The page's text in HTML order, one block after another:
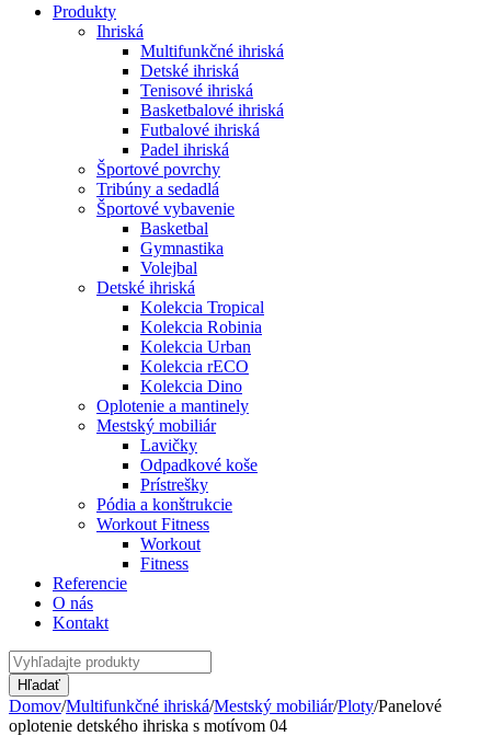
Produkty
Ihriská
Multifunkčné ihriská
Detské ihriská
Tenisové ihriská
Basketbalové ihriská
Futbalové ihriská
Padel ihriská
Športové povrchy
Tribúny a sedadlá
Športové vybavenie
Basketbal
Gymnastika
Volejbal
Detské ihriská
Kolekcia Tropical
Kolekcia Robinia
Kolekcia Urban
Kolekcia rECO
Kolekcia Dino
Oplotenie a mantinely
Mestský mobiliár
Lavičky
Odpadkové koše
Prístrešky
Pódia a konštrukcie
Workout Fitness
Workout
Fitness
Referencie
O nás
Kontakt
Domov/Multifunkčné ihriská/Mestský mobiliár/Ploty/Panelové
oplotenie detského ihriska s motívom 04